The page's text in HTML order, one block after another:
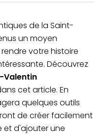
de la Saint-
un moyen
votre histoire
Découvrez
Valentin
cet article. En
quelques outils
de créer facilement
et d'ajouter une